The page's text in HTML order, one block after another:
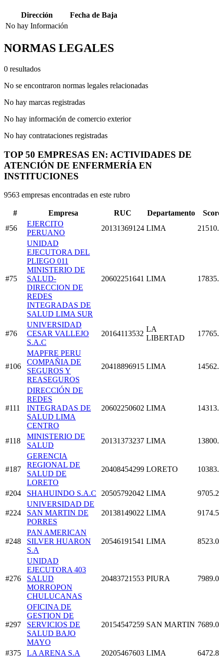
Dirección
Fecha de Baja
No hay Información
NORMAS LEGALES
0 resultados
No se encontraron normas legales relacionadas
No hay marcas registradas
No hay información de comercio exterior
No hay contrataciones registradas
TOP 50 EMPRESAS EN: ACTIVIDADES DE
ATENCIÓN DE ENFERMERÍA EN
INSTITUCIONES
9563 empresas encontradas en este rubro
# Empresa RUC Departamento
#56
EJERCITO
PERUANO
20131369124 LIMA
#75
UNIDAD
EJECUTORA DEL
PLIEGO 011
MINISTERIO DE
SALUD-
DIRECCION DE
REDES
INTEGRADAS DE
SALUD LIMA SUR
20602251641 LIMA
#76
UNIVERSIDAD
CESAR VALLEJO
S.A.C
20164113532
LA
LIBERTAD
#106
MAPFRE PERU
COMPAÑIA DE
SEGUROS Y
REASEGUROS
20418896915 LIMA
#111
DIRECCIÓN DE
REDES
INTEGRADAS DE
SALUD LIMA
CENTRO
20602250602 LIMA
#118
MINISTERIO DE
SALUD
20131373237 LIMA
#187
GERENCIA
REGIONAL DE
SALUD DE
LORETO
20408454299 LORETO
#204 SHAHUINDO S.A.C 20505792042 LIMA
#224
UNIVERSIDAD DE
SAN MARTIN DE
PORRES
20138149022 LIMA
#248
PAN AMERICAN
SILVER HUARON
S.A
20546191541 LIMA
#276
UNIDAD
EJECUTORA 403
SALUD
MORROPON
CHULUCANAS
20483721553 PIURA
#297
OFICINA DE
GESTION DE
SERVICIOS DE
SALUD BAJO
MAYO
20154547259 SAN MARTIN
#375 LA ARENA S.A 20205467603 LIMA